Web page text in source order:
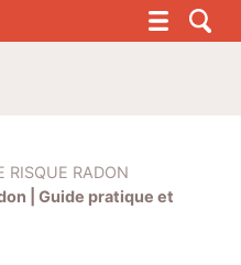
Régional Santé au Travail
RISQUE RADON
| Guide pratique et